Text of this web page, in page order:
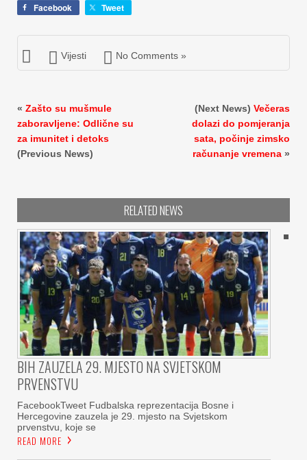
Facebook Tweet
Vijesti No Comments »
« Zašto su mušmule
zaboravljene: Odlične su
za imunitet i detoks
(Previous News)
(Next News) Večeras
dolazi do pomjeranja
sata, počinje zimsko
računanje vremena »
RELATED NEWS
BIH ZAUZELA 29. MJESTO NA SVJETSKOM
PRVENSTVU
FacebookTweet Fudbalska reprezentacija Bosne i
Hercegovine zauzela je 29. mjesto na Svjetskom
prvenstvu, koje se
READ MORE